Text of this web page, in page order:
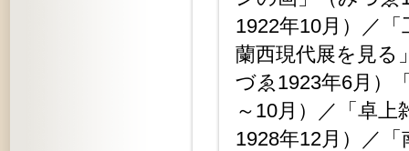
1922年10月）／
蘭西現代展を見る
づゑ1923年6月）
～10月）／「卓上
1928年12月）／